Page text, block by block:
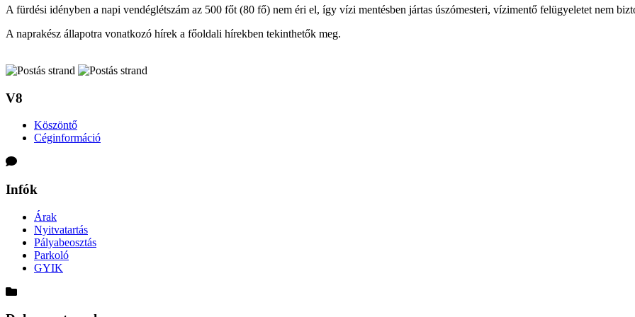
A fürdési idényben a napi vendéglétszám az 500 főt (80 fő) nem éri el, így vízi mentésben jártas úszómesteri, vízimentő felügyeletet nem
A naprakész állapotra vonatkozó hírek a főoldali hírekben tekinthetők meg.
V8
Köszöntő
Céginformáció
Infók
Árak
Nyitvatartás
Pályabeosztás
Parkoló
GYIK